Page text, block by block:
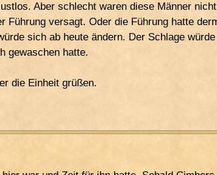
Aber schlecht waren diese Männer
Führung versagt. Oder die Führung hatte
sich ab heute ändern. Der Schlage
gewaschen hatte.
die Einheit grüßen.